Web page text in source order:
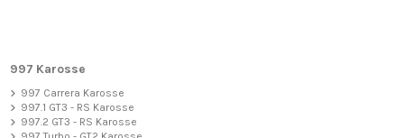
997 Karosse
997 Carrera Karosse
997.1 GT3 - RS Karosse
997.2 GT3 - RS Karosse